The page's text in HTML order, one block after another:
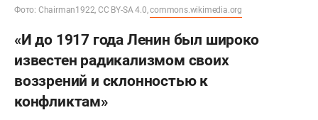
Фото: Chairman1922, CC BY-SA 4.0,commons.wikimedia.org
«И до 1917 года Ленин был широко
известен радикализмом своих
воззрений и склонностью к
конфликтам»